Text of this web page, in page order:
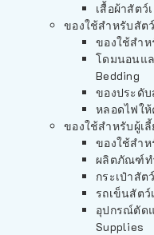
เสื้อผ้าสัตว์
ของใช้สำหรับสัต
ของใช้สำห
โดมนอนแ
Bedding
ของประดั
หลอดไฟใ
ของใช้สำหรับผู้เ
ของใช้สำห
ผลิตภัณฑ์ท
กระเป๋าสัต
รถเข็นสัตว์
อุปกรณ์ตัด
Supplies